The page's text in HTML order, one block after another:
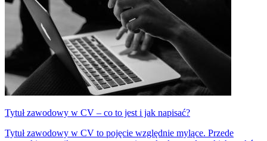
Tytuł zawodowy w CV – co to jest i jak napisać?
Tytuł zawodowy w CV to pojęcie względnie mylące. Przede